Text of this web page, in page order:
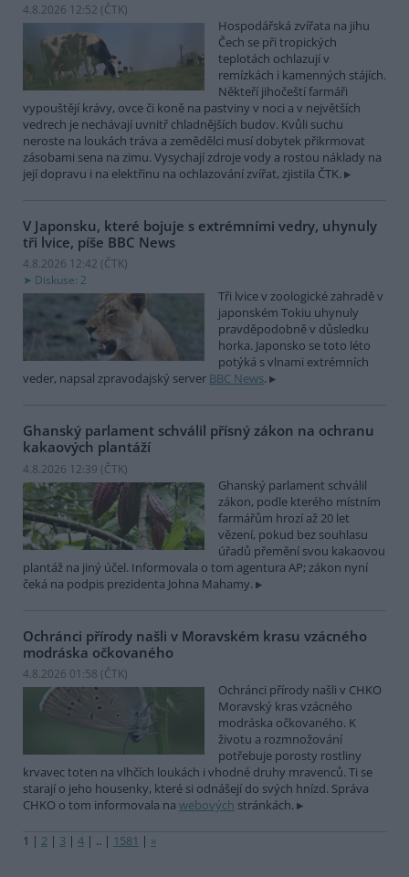
4.8.2026 12:52 (ČTK)
Hospodářská zvířata na jihu
Čech se při tropických
teplotách ochlazují v
remízkách i kamenných stájích.
Někteří jihočeští farmáři
vypouštějí krávy, ovce či koně na pastviny v noci a v největších
vedrech je nechávají uvnitř chladnějších budov. Kvůli suchu
neroste na loukách tráva a zemědělci musí dobytek přikrmovat
zásobami sena na zimu. Vysychají zdroje vody a rostou náklady na
její dopravu i na elektřinu na ochlazování zvířat, zjistila ČTK.
V Japonsku, které bojuje s extrémními vedry, uhynuly
tři lvice, píše BBC News
4.8.2026 12:42 (ČTK)
Diskuse: 2
Tři lvice v zoologické zahradě v
japonském Tokiu uhynuly
pravděpodobně v důsledku
horka. Japonsko se toto léto
potýká s vlnami extrémních
veder, napsal zpravodajský server BBC News.
Ghanský parlament schválil přísný zákon na ochranu
kakaových plantáží
4.8.2026 12:39 (ČTK)
Ghanský parlament schválil
zákon, podle kterého místním
farmářům hrozí až 20 let
vězení, pokud bez souhlasu
úřadů přemění svou kakaovou
plantáž na jiný účel. Informovala o tom agentura AP; zákon nyní
čeká na podpis prezidenta Johna Mahamy.
Ochránci přírody našli v Moravském krasu vzácného
modráska očkovaného
4.8.2026 01:58 (ČTK)
Ochránci přírody našli v CHKO
Moravský kras vzácného
modráska očkovaného. K
životu a rozmnožování
potřebuje porosty rostliny
krvavec toten na vlhčích loukách i vhodné druhy mravenců. Ti se
starají o jeho housenky, které si odnášejí do svých hnízd. Správa
CHKO o tom informovala na webových stránkách.
1 | 2 | 3 | 4 | .. | 1581 | »